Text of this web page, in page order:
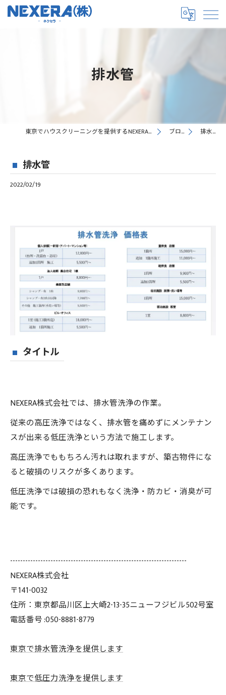
排水管
東京でハウスクリーニングを提供するNEXERA株式会社 ブログ 排水管
排水管
2022/02/19
タイトル
NEXERA株式会社では、排水管洗浄の作業。
従来の高圧洗浄ではなく、排水管を痛めずにメンテナン
スが出来る低圧洗浄という方法で施工します。
高圧洗浄でももちろん汚れは取れますが、築古物件にな
ると破損のリスクが多くあります。
低圧洗浄では破損の恐れもなく洗浄・防カビ・消臭が可
能です。
----------------------------------------------------------------------
NEXERA株式会社
〒141-0032
住所：東京都品川区上大崎2-13-35ニューフジビル502号室
電話番号 :050-8881-8779
東京で排水管洗浄を提供します
東京で低圧力洗浄を提供します